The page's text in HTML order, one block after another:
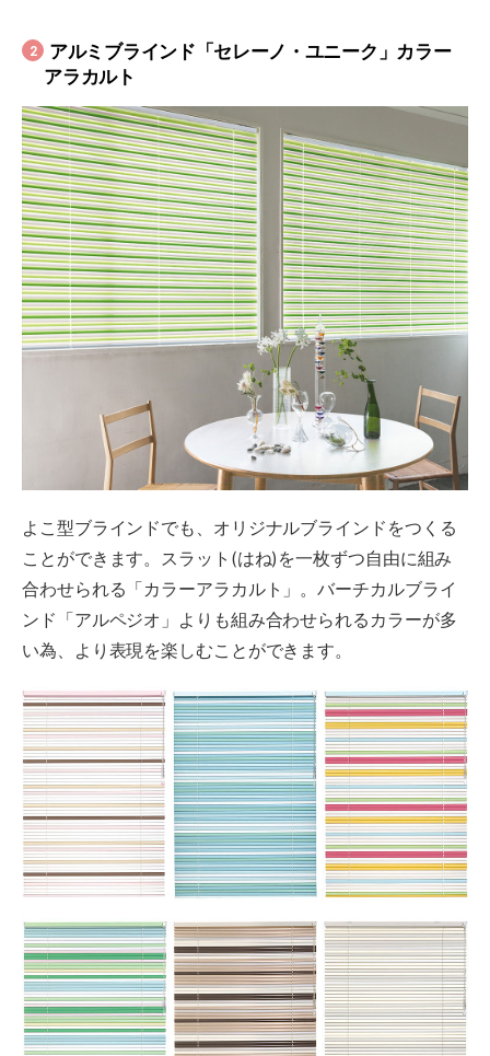
2
アルミブラインド「セレーノ・ユニーク」カラー
アラカルト
よこ型ブラインドでも、オリジナルブラインドをつくる
ことができます。スラット(はね)を一枚ずつ自由に組み
合わせられる「カラーアラカルト」。バーチカルブライ
ンド「アルペジオ」よりも組み合わせられるカラーが多
い為、より表現を楽しむことができます。